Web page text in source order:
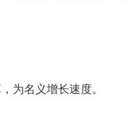
为名义增长速度。